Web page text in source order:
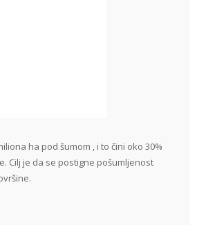
ha pod šumom , i to čini oko 30%
Cilj je da se postigne pošumljenost